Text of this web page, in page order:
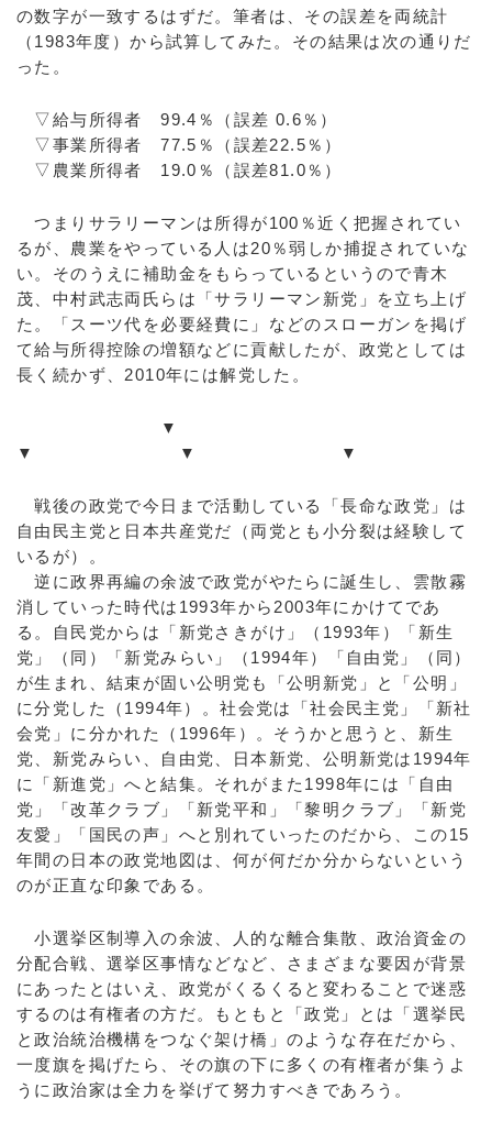
の数字が一致するはずだ。筆者は、その誤差を両統計
（1983年度）から試算してみた。その結果は次の通りだ
った。
▽給与所得者 99.4％（誤差 0.6％）
▽事業所得者 77.5％（誤差22.5％）
▽農業所得者 19.0％（誤差81.0％）
つまりサラリーマンは所得が100％近く把握されてい
るが、農業をやっている人は20％弱しか捕捉されていな
い。そのうえに補助金をもらっているというので青木
茂、中村武志両氏らは「サラリーマン新党」を立ち上げ
た。「スーツ代を必要経費に」などのスローガンを掲げ
て給与所得控除の増額などに貢献したが、政党としては
長く続かず、2010年には解党した。
▼
▼ ▼ ▼
戦後の政党で今日まで活動している「長命な政党」は
自由民主党と日本共産党だ（両党とも小分裂は経験して
いるが）。
逆に政界再編の余波で政党がやたらに誕生し、雲散霧
消していった時代は1993年から2003年にかけてであ
る。自民党からは「新党さきがけ」（1993年）「新生
党」（同）「新党みらい」（1994年）「自由党」（同）
が生まれ、結束が固い公明党も「公明新党」と「公明」
に分党した（1994年）。社会党は「社会民主党」「新社
会党」に分かれた（1996年）。そうかと思うと、新生
党、新党みらい、自由党、日本新党、公明新党は1994年
に「新進党」へと結集。それがまた1998年には「自由
党」「改革クラブ」「新党平和」「黎明クラブ」「新党
友愛」「国民の声」へと別れていったのだから、この15
年間の日本の政党地図は、何が何だか分からないという
のが正直な印象である。
小選挙区制導入の余波、人的な離合集散、政治資金の
分配合戦、選挙区事情などなど、さまざまな要因が背景
にあったとはいえ、政党がくるくると変わることで迷惑
するのは有権者の方だ。もともと「政党」とは「選挙民
と政治統治機構をつなぐ架け橋」のような存在だから、
一度旗を掲げたら、その旗の下に多くの有権者が集うよ
うに政治家は全力を挙げて努力すべきであろう。